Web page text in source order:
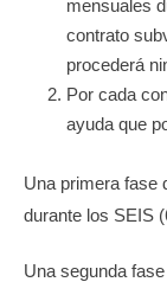
mensuales
contrato
procederá
Por cada
ayuda que
Una primera fase
durante los SEIS
Una segunda